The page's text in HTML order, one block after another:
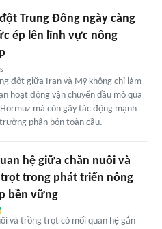
Trung Đông ngày càng
ép lên lĩnh vực nông
đột giữa Iran và Mỹ không chỉ làm
hoạt động vận chuyển dầu mỏ qua
mà còn gây tác động mạnh
phân bón toàn cầu.
hệ giữa chăn nuôi và
trong phát triển nông
bền vững
và trồng trọt có mối quan hệ gắn